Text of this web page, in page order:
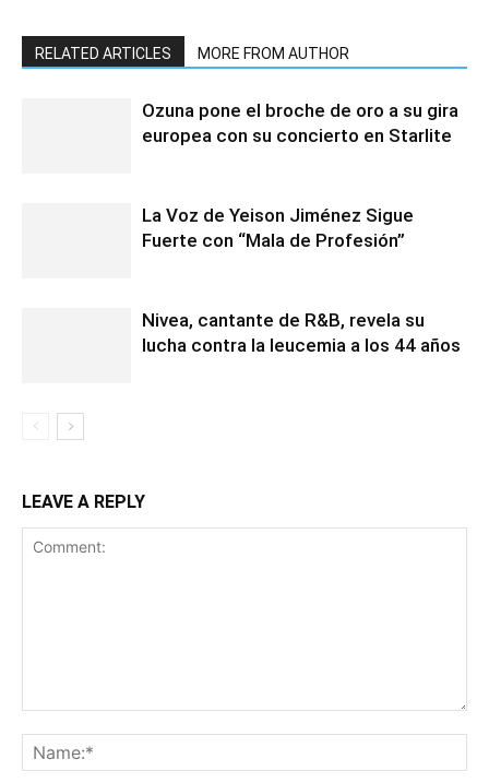
RELATED ARTICLES MORE FROM AUTHOR
Ozuna pone el broche de oro a su gira
europea con su concierto en Starlite
La Voz de Yeison Jiménez Sigue
Fuerte con “Mala de Profesión”
Nivea, cantante de R&B, revela su
lucha contra la leucemia a los 44 años
LEAVE A REPLY